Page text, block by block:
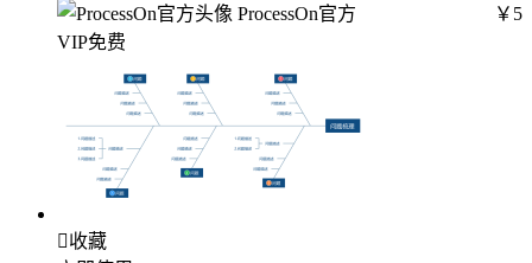
ProcessOn官方
￥5
VIP免费
收藏